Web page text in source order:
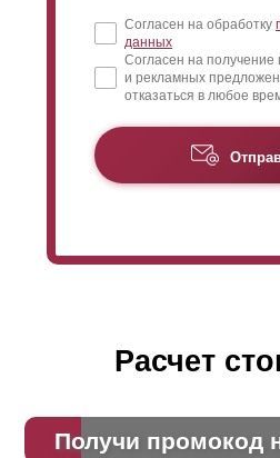
Согласен на обработку
данных
Согласен на
и рекламных
отказаться в любое
Расчет
Получи промокод